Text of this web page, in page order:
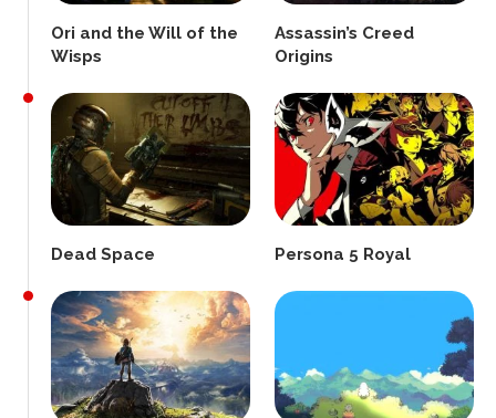
Ori and the Will of the
Wisps
Assassin’s Creed
Origins
Dead Space Persona 5 Royal